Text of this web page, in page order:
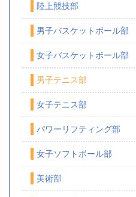
陸上競技部
男子バスケットボール部
女子バスケットボール部
男子テニス部
女子テニス部
パワーリフティング部
女子ソフトボール部
美術部